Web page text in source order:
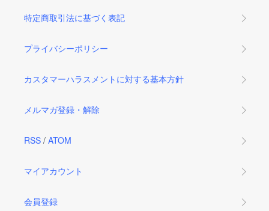
特定商取引法に基づく表記
プライバシーポリシー
カスタマーハラスメントに対する基本方針
メルマガ登録・解除
RSS / ATOM
マイアカウント
会員登録